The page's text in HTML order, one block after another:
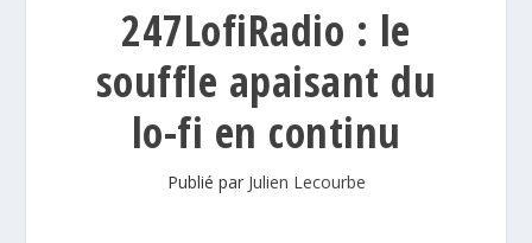
247LofiRadio : le
souffle apaisant du
lo-fi en continu
Publié par Julien Lecourbe